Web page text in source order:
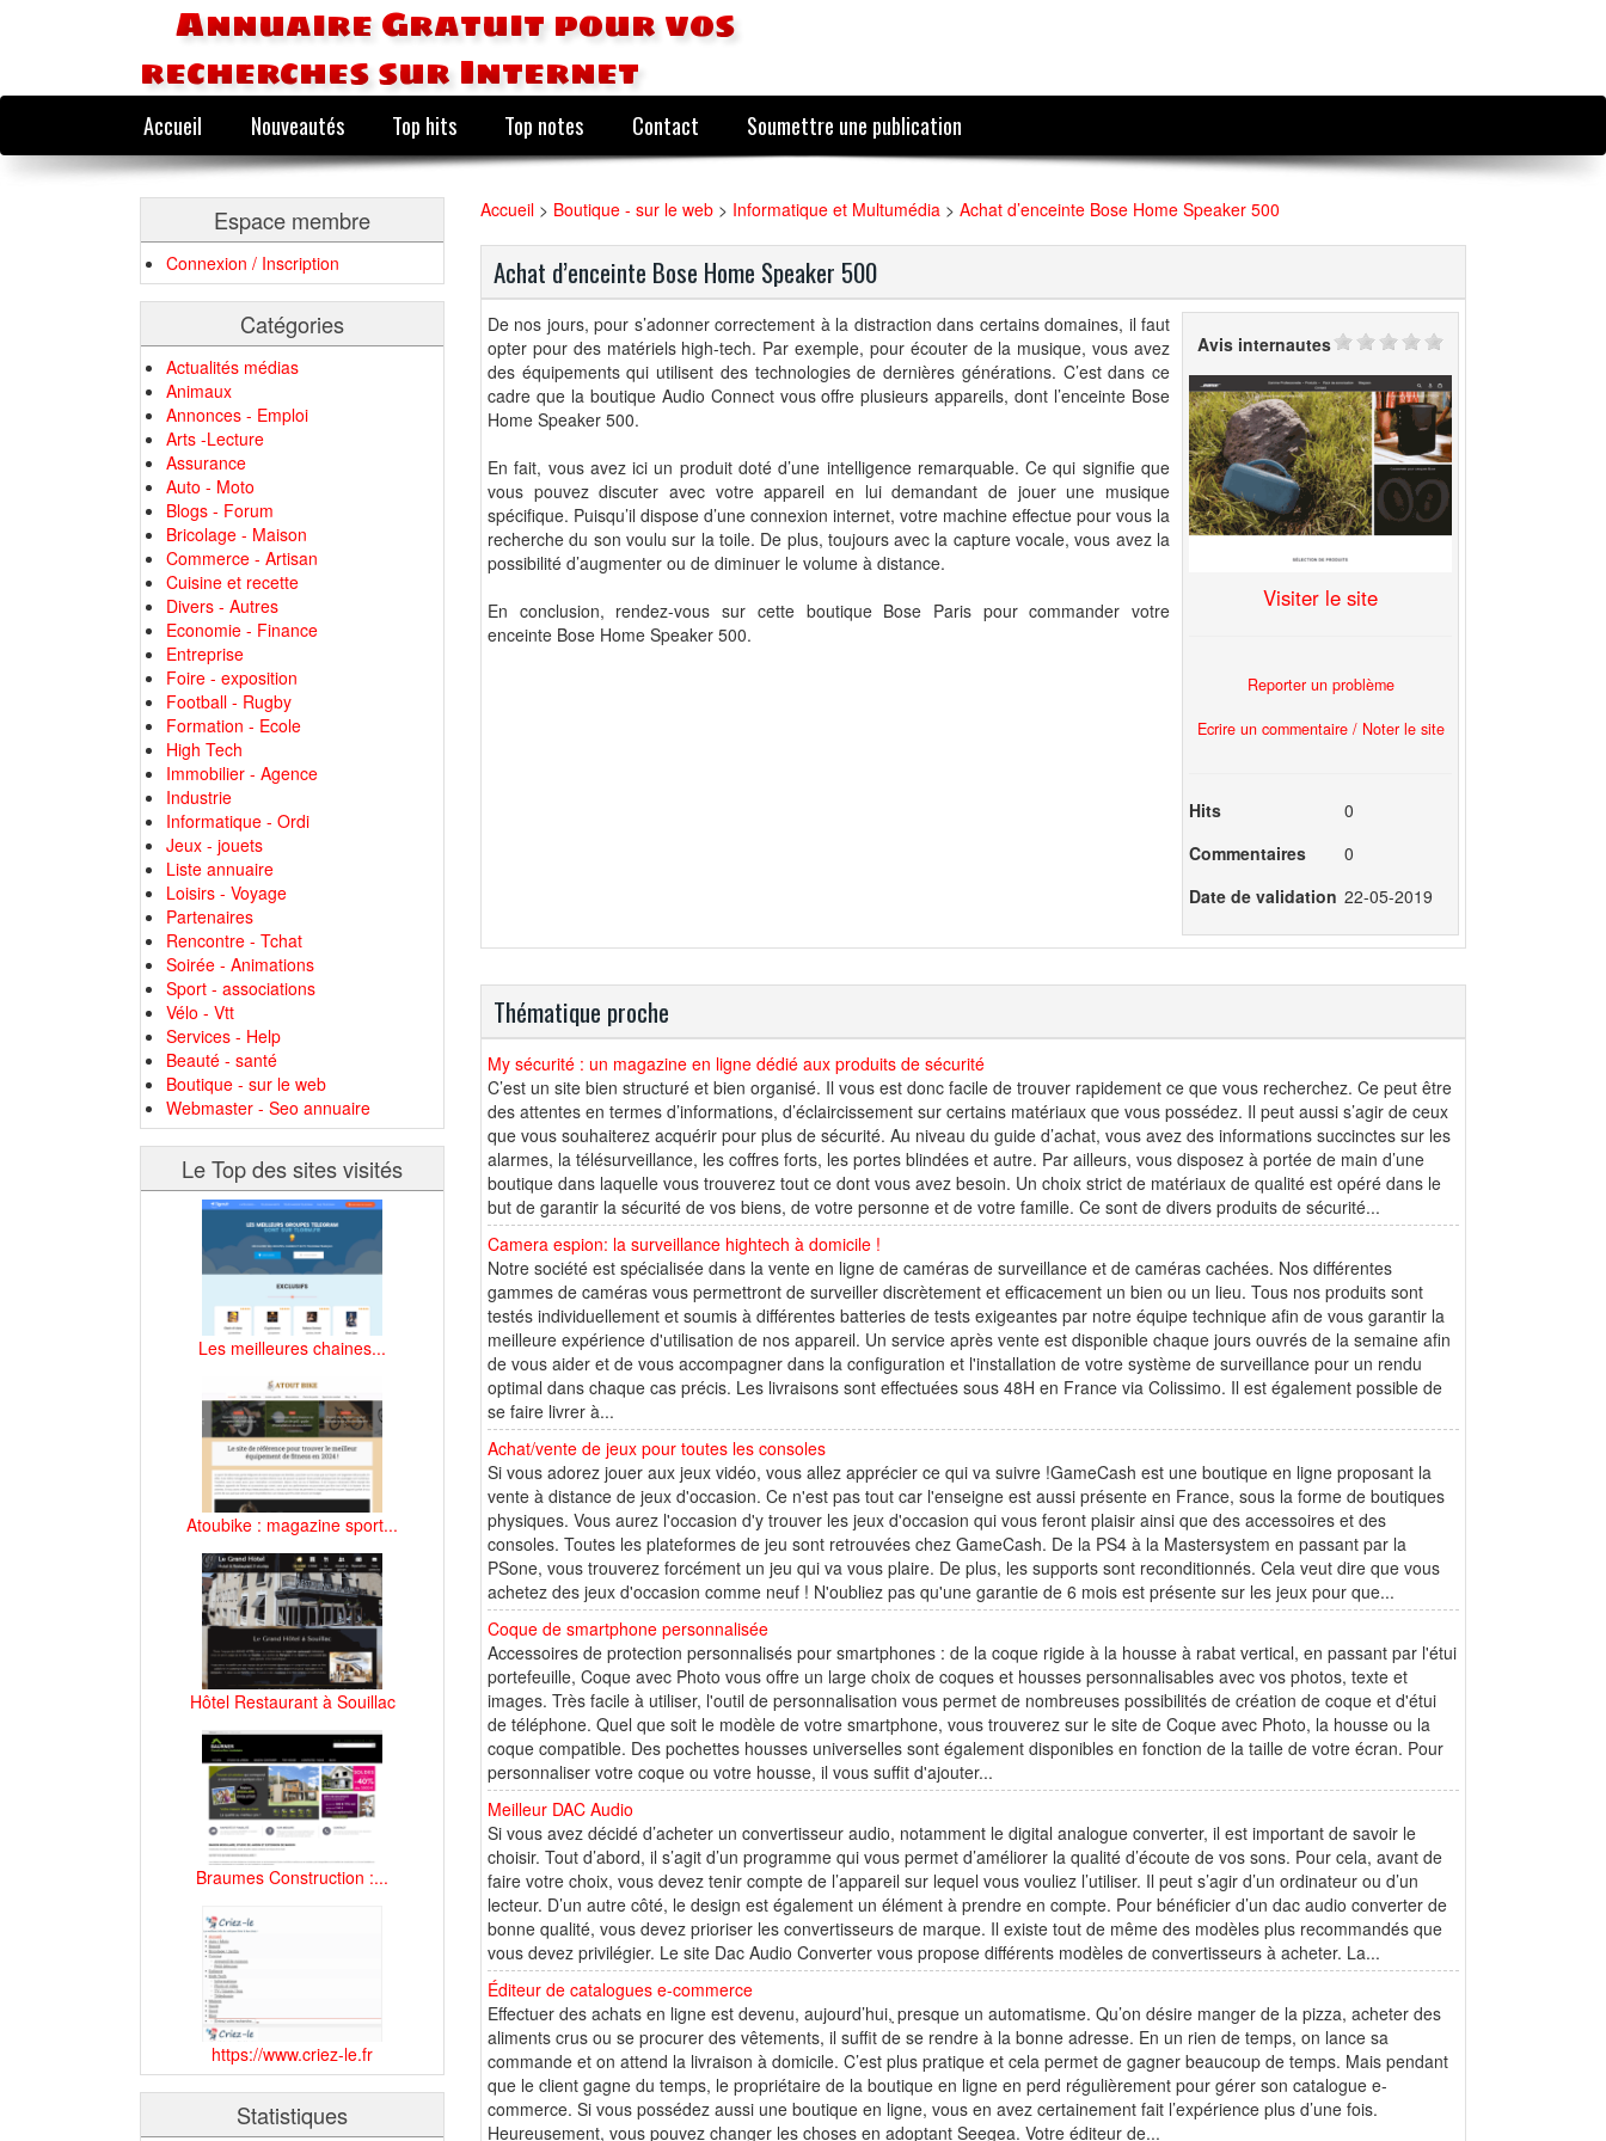
Annuaire Gratuit pour vos
recherches sur Internet
Accueil Nouveautés Top hits Top notes Contact Soumettre une publication
Espace membre
Connexion / Inscription
Catégories
Actualités médias
Animaux
Annonces - Emploi
Arts -Lecture
Assurance
Auto - Moto
Blogs - Forum
Bricolage - Maison
Commerce - Artisan
Cuisine et recette
Divers - Autres
Economie - Finance
Entreprise
Foire - exposition
Football - Rugby
Formation - Ecole
High Tech
Immobilier - Agence
Industrie
Informatique - Ordi
Jeux - jouets
Liste annuaire
Loisirs - Voyage
Partenaires
Rencontre - Tchat
Soirée - Animations
Sport - associations
Vélo - Vtt
Services - Help
Beauté - santé
Boutique - sur le web
Webmaster - Seo annuaire
Le Top des sites visités
Les meilleures chaines...
Atoubike : magazine sport...
Hôtel Restaurant à Souillac
Braumes Construction :...
https://www.criez-le.fr
Statistiques
Accueil > Boutique - sur le web > Informatique et Multumédia > Achat d’enceinte Bose Home Speaker 500
Achat d’enceinte Bose Home Speaker 500
De nos jours, pour s’adonner correctement à la distraction dans certains domaines, il faut
opter pour des matériels high-tech. Par exemple, pour écouter de la musique, vous avez
des équipements qui utilisent des technologies de dernières générations. C’est dans ce
cadre que la boutique Audio Connect vous offre plusieurs appareils, dont l’enceinte Bose
Home Speaker 500.
En fait, vous avez ici un produit doté d’une intelligence remarquable. Ce qui signifie que
vous pouvez discuter avec votre appareil en lui demandant de jouer une musique
spécifique. Puisqu’il dispose d’une connexion internet, votre machine effectue pour vous la
recherche du son voulu sur la toile. De plus, toujours avec la capture vocale, vous avez la
possibilité d’augmenter ou de diminuer le volume à distance.
En conclusion, rendez-vous sur cette boutique Bose Paris pour commander votre
enceinte Bose Home Speaker 500.
Avis internautes
Visiter le site
Reporter un problème
Ecrire un commentaire / Noter le site
Hits
0
Commentaires
0
Date de validation 22-05-2019
Thématique proche
My sécurité : un magazine en ligne dédié aux produits de sécurité
C’est un site bien structuré et bien organisé. Il vous est donc facile de trouver rapidement ce que vous recherchez. Ce peut être
des attentes en termes d’informations, d’éclaircissement sur certains matériaux que vous possédez. Il peut aussi s’agir de ceux
que vous souhaiterez acquérir pour plus de sécurité. Au niveau du guide d’achat, vous avez des informations succinctes sur les
alarmes, la télésurveillance, les coffres forts, les portes blindées et autre. Par ailleurs, vous disposez à portée de main d’une
boutique dans laquelle vous trouverez tout ce dont vous avez besoin. Un choix strict de matériaux de qualité est opéré dans le
but de garantir la sécurité de vos biens, de votre personne et de votre famille. Ce sont de divers produits de sécurité...
Camera espion: la surveillance hightech à domicile !
Notre société est spécialisée dans la vente en ligne de caméras de surveillance et de caméras cachées. Nos différentes
gammes de caméras vous permettront de surveiller discrètement et efficacement un bien ou un lieu. Tous nos produits sont
testés individuellement et soumis à différentes batteries de tests exigeantes par notre équipe technique afin de vous garantir la
meilleure expérience d'utilisation de nos appareil. Un service après vente est disponible chaque jours ouvrés de la semaine afin
de vous aider et de vous accompagner dans la configuration et l'installation de votre système de surveillance pour un rendu
optimal dans chaque cas précis. Les livraisons sont effectuées sous 48H en France via Colissimo. Il est également possible de
se faire livrer à...
Achat/vente de jeux pour toutes les consoles
Si vous adorez jouer aux jeux vidéo, vous allez apprécier ce qui va suivre !GameCash est une boutique en ligne proposant la
vente à distance de jeux d'occasion. Ce n'est pas tout car l'enseigne est aussi présente en France, sous la forme de boutiques
physiques. Vous aurez l'occasion d'y trouver les jeux d'occasion qui vous feront plaisir ainsi que des accessoires et des
consoles. Toutes les plateformes de jeu sont retrouvées chez GameCash. De la PS4 à la Mastersystem en passant par la
PSone, vous trouverez forcément un jeu qui va vous plaire. De plus, les supports sont reconditionnés. Cela veut dire que vous
achetez des jeux d'occasion comme neuf ! N'oubliez pas qu'une garantie de 6 mois est présente sur les jeux pour que...
Coque de smartphone personnalisée
Accessoires de protection personnalisés pour smartphones : de la coque rigide à la housse à rabat vertical, en passant par l'étui
portefeuille, Coque avec Photo vous offre un large choix de coques et housses personnalisables avec vos photos, texte et
images. Très facile à utiliser, l'outil de personnalisation vous permet de nombreuses possibilités de création de coque et d'étui
de téléphone. Quel que soit le modèle de votre smartphone, vous trouverez sur le site de Coque avec Photo, la housse ou la
coque compatible. Des pochettes housses universelles sont également disponibles en fonction de la taille de votre écran. Pour
personnaliser votre coque ou votre housse, il vous suffit d'ajouter...
Meilleur DAC Audio
Si vous avez décidé d’acheter un convertisseur audio, notamment le digital analogue converter, il est important de savoir le
choisir. Tout d’abord, il s’agit d’un programme qui vous permet d’améliorer la qualité d’écoute de vos sons. Pour cela, avant de
faire votre choix, vous devez tenir compte de l’appareil sur lequel vous vouliez l’utiliser. Il peut s’agir d’un ordinateur ou d’un
lecteur. D’un autre côté, le design est également un élément à prendre en compte. Pour bénéficier d’un dac audio converter de
bonne qualité, vous devez prioriser les convertisseurs de marque. Il existe tout de même des modèles plus recommandés que
vous devez privilégier. Le site Dac Audio Converter vous propose différents modèles de convertisseurs à acheter. La...
Éditeur de catalogues e-commerce
Effectuer des achats en ligne est devenu, aujourd’hui, ̣presque un automatisme. Qu’on désire manger de la pizza, acheter des
aliments crus ou se procurer des vêtements, il suffit de se rendre à la bonne adresse. En un rien de temps, on lance sa
commande et on attend la livraison à domicile. C’est plus pratique et cela permet de gagner beaucoup de temps. Mais pendant
que le client gagne du temps, le propriétaire de la boutique en ligne en perd régulièrement pour gérer son catalogue e-
commerce. Si vous possédez aussi une boutique en ligne, vous en avez certainement fait l’expérience plus d’une fois.
Heureusement, vous pouvez changer les choses en adoptant Seegea. Votre éditeur de...